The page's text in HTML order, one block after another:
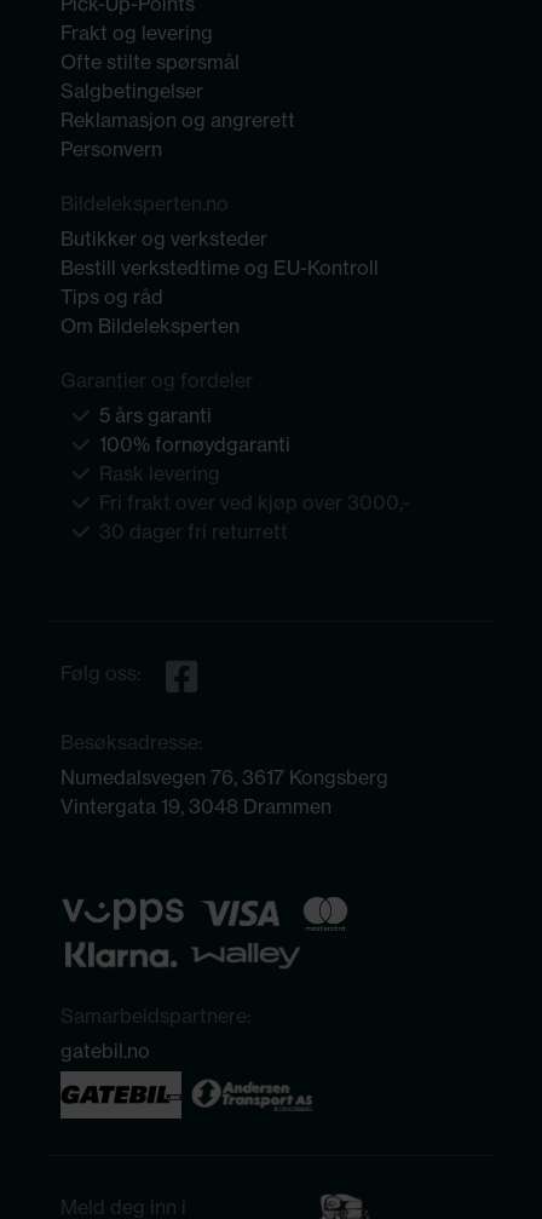
Frakt og levering
Ofte stilte spørsmål
Salgbetingelser
Reklamasjon og angrerett
Personvern
Bildeleksperten.no
Butikker og verksteder
Bestill verkstedtime og EU-Kontroll
Tips og råd
Om Bildeleksperten
Garantier og fordeler
5 års garanti
100% fornøydgaranti
Rask levering
Fri frakt over ved kjøp over 3000,-
30 dager fri returrett
Følg oss:
Besøksadresse:
Numedalsvegen 76, 3617 Kongsberg
Vintergata 19, 3048 Drammen
Samarbeidspartnere:
gatebil.no
Meld deg inn i